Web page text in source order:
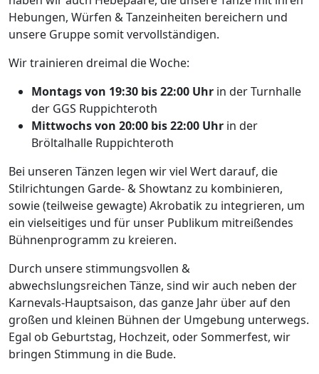
Hebungen, Würfen & Tanzeinheiten bereichern und
unsere Gruppe somit vervollständigen.
Wir trainieren dreimal die Woche:
Montags von 19:30 bis 22:00 Uhr in der Turnhalle
der GGS Ruppichteroth
Mittwochs von 20:00 bis 22:00 Uhr in der
Bröltalhalle Ruppichteroth
Bei unseren Tänzen legen wir viel Wert darauf, die
Stilrichtungen Garde- & Showtanz zu kombinieren,
sowie (teilweise gewagte) Akrobatik zu integrieren, um
ein vielseitiges und für unser Publikum mitreißendes
Bühnenprogramm zu kreieren.
Durch unsere stimmungsvollen &
abwechslungsreichen Tänze, sind wir auch neben der
Karnevals-Hauptsaison, das ganze Jahr über auf den
großen und kleinen Bühnen der Umgebung unterwegs.
Egal ob Geburtstag, Hochzeit, oder Sommerfest, wir
bringen Stimmung in die Bude.